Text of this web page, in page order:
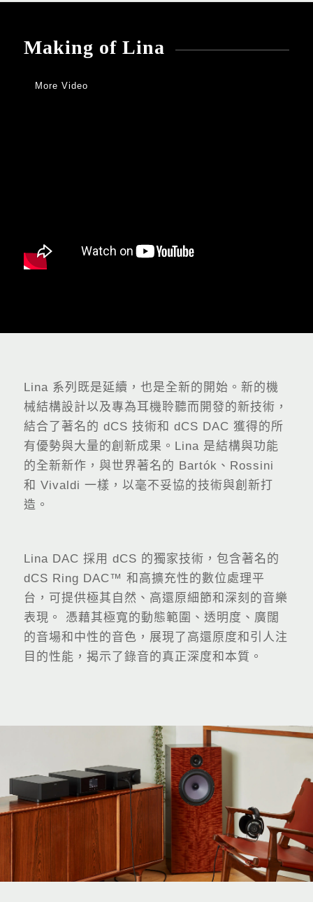
Making of Lina
More Video
Lina 系列既是延續，也是全新的開始。新的機
械結構設計以及專為耳機聆聽而開發的新技術，
結合了著名的 dCS 技術和 dCS DAC 獲得的所
有優勢與大量的創新成果。Lina 是結構與功能
的全新新作，與世界著名的 Bartók、Rossini
和 Vivaldi 一樣，以毫不妥協的技術與創新打
造。
Lina DAC 採用 dCS 的獨家技術，包含著名的
dCS Ring DAC™ 和高擴充性的數位處理平
台，可提供極其自然、高還原細節和深刻的音樂
表現。 憑藉其極寬的動態範圍、透明度、廣闊
的音場和中性的音色，展現了高還原度和引人注
目的性能，揭示了錄音的真正深度和本質。